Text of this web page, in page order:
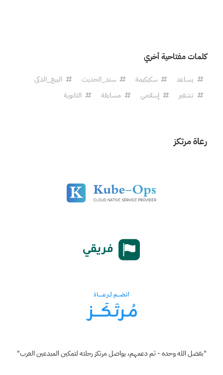
كلمات مفتاحية أخري
يساعد سكيكيمة سند_الحديث
البيع_الذكى
تشفير
إسلامي مسابقة الثانوية
رعاة مرتكز
"بفضل الله وحده - ثم دعمهم، يواصل مرتكز رحلته لتمكين المبدعين العرب"